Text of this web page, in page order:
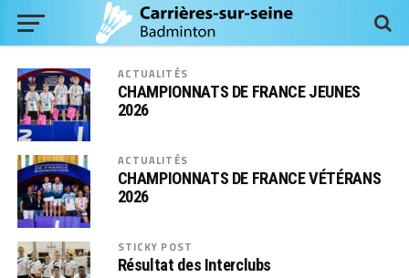
ACTUALITÉS
CHAMPIONNATS DE FRANCE JEUNES
2026
ACTUALITÉS
CHAMPIONNATS DE FRANCE VÉTÉRANS
2026
STICKY POST
Résultat des Interclubs